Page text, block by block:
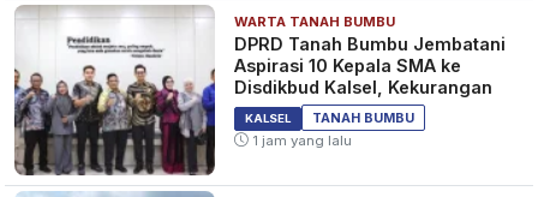
WARTA TANAH BUMBU
DPRD Tanah Bumbu Jembatani
Aspirasi 10 Kepala SMA ke
Disdikbud Kalsel, Kekurangan
KALSEL
TANAH BUMBU
1 jam yang lalu